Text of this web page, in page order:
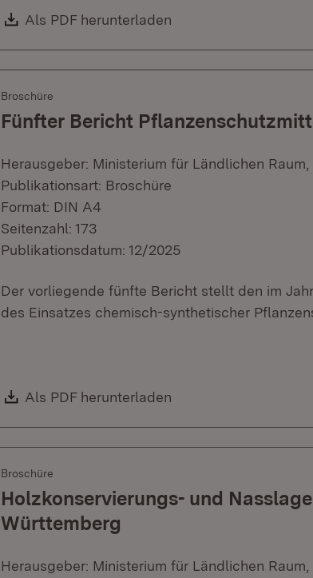
Download:
Als PDF herunterladen
Broschüre
Fünfter Bericht
Herausgeber: Ministerium für Ländlichen
Publikationsart: Broschüre
Format: DIN A4
Seitenzahl: 173
Publikationsdatum: 12/2025
Der vorliegende fünfte Bericht stellt den im
des Einsatzes chemisch-synthetischer
Download:
Als PDF herunterladen
Broschüre
Holzkonservierungs- und
Württemberg
Herausgeber: Ministerium für Ländlichen